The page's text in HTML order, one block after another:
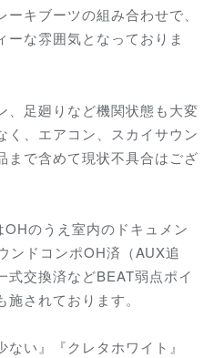
キブーツの組み合わせで、
な雰囲気となっておりま
、足廻りなど機関状態も大変
く、エアコン、スカイサウン
まで含めて現状不具合はござ
のうえ室内のドキュメン
ンドコンポOH済（AUX追
式交換済などBEAT弱点ポイ
されております。
ない』『クレタホワイト』